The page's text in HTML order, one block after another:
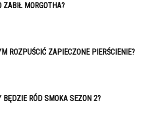
ZABIŁ MORGOTHA?
ROZPUŚCIĆ ZAPIECZONE PIERŚCIENIE?
BĘDZIE RÓD SMOKA SEZON 2?